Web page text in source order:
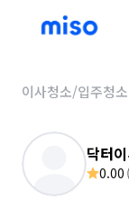
이사청소/입주청소
닥터
0.00 (